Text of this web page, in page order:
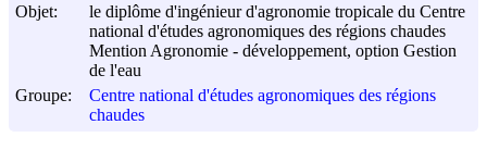
Objet:
le diplôme d'ingénieur d'agronomie tropicale du Centre
national d'études agronomiques des régions chaudes
Mention Agronomie - développement, option Gestion
de l'eau
Groupe:
Centre national d'études agronomiques des régions
chaudes